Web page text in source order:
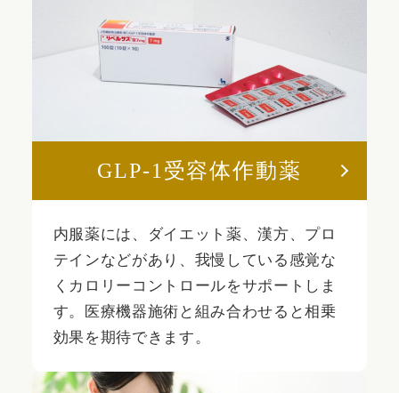
GLP-1受容体作動薬
内服薬には、ダイエット薬、漢方、プロ
テインなどがあり、我慢している感覚な
くカロリーコントロールをサポートしま
す。医療機器施術と組み合わせると相乗
効果を期待できます。